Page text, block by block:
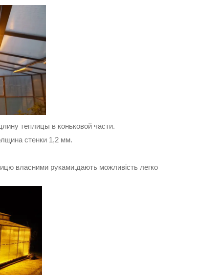
теплицы в коньковой части.
стенки 1,2 мм.
власними руками.дають можливість легко